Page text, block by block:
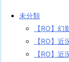
未分類
【RO】
【RO】
【RO】